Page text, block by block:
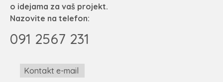
o idejama za vaš projekt.
Nazovite na telefon:
091 2567 231
Kontakt e-mail